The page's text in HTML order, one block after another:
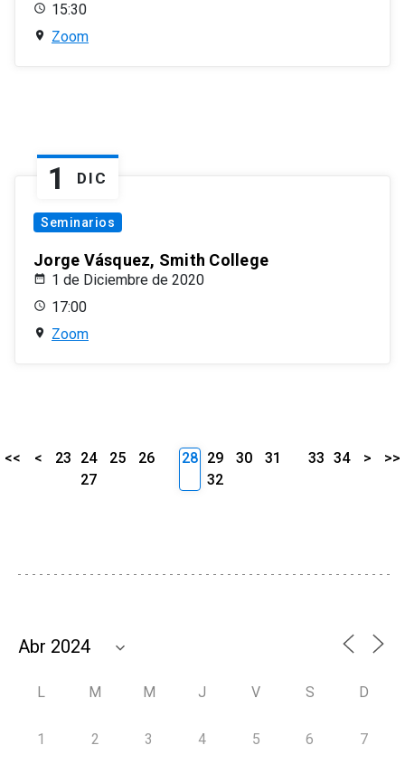
15:30
Zoom
1 DIC
Seminarios
Jorge Vásquez, Smith College
1 de Diciembre de 2020
17:00
Zoom
<< < 23 24 25
26
27
28 29 30
31
32
33 34 > >>
L M M J V S D
1 2 3 4 5 6 7